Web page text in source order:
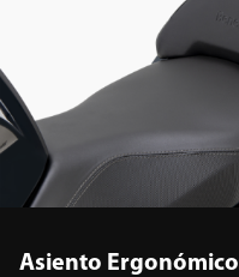
Asiento Ergonómico